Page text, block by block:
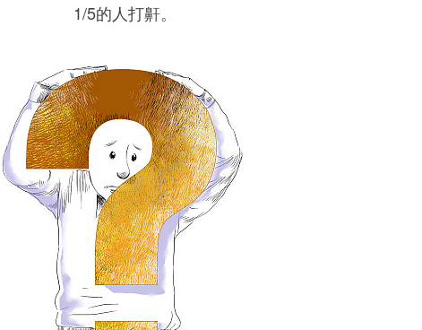
1/5的人打鼾。